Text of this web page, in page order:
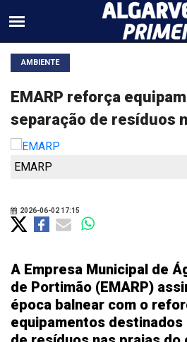
AMBIENTE
EMARP reforça
separação de resíduos
EMARP
2026-06-02 17:15
A Empresa Municipal de
de Portimão (EMARP)
época balnear com o
equipamentos